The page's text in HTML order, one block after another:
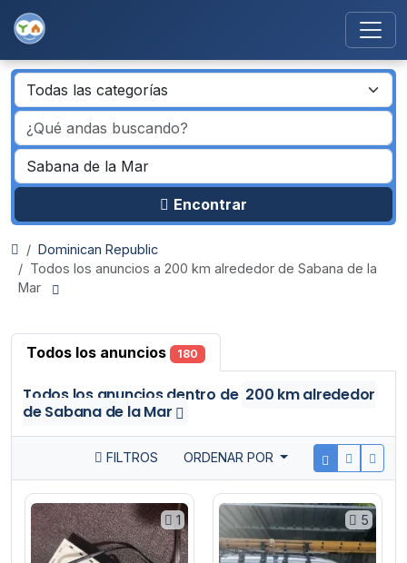
Encontrar
Dominican Republic
Todos los anuncios a 200 km alrededor de Sabana de la
Mar
Todos los anuncios 180
Todos los anunciosdentro de 200 km alrededor
de Sabana de la Mar
FILTROS ORDENAR POR
1 5